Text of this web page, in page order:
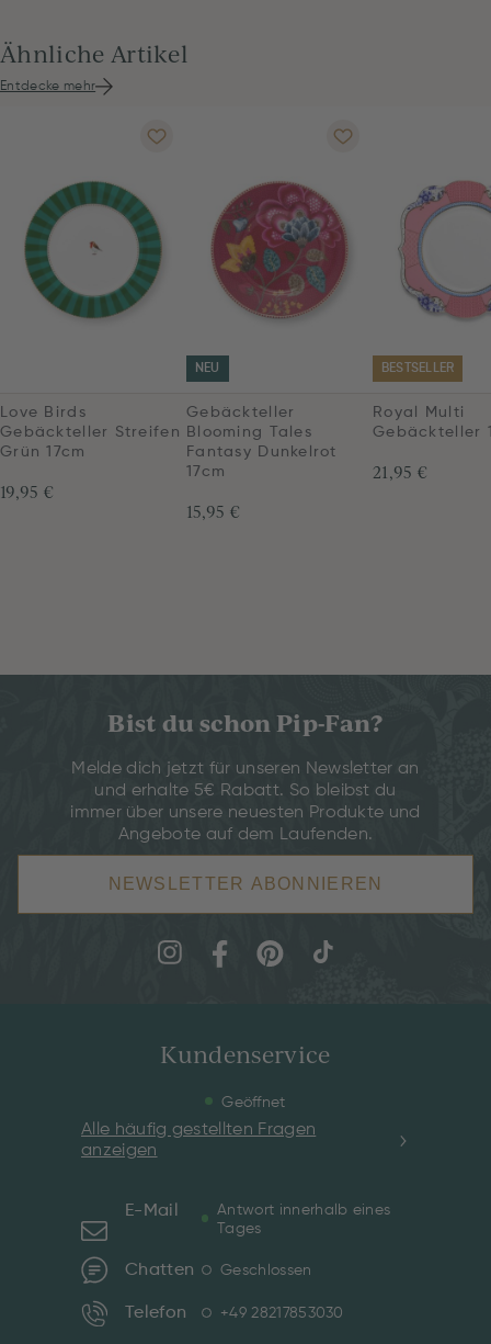
Ähnliche Artikel
Entdecke mehr
Love Birds
Gebäckteller Streifen
Grün 17cm
19,95 €
NEU
Gebäckteller
Blooming Tales
Fantasy Dunkelrot
17cm
15,95 €
BESTSELLER
Royal Multi
Gebäckteller
21,95 €
Bist du schon Pip-Fan?
Melde dich jetzt für unseren Newsletter an
und erhalte 5€ Rabatt. So bleibst du
immer über unsere neuesten Produkte und
Angebote auf dem Laufenden.
NEWSLETTER ABONNIEREN
Kundenservice
Geöffnet
Alle häufig gestellten Fragen
anzeigen
E-Mail
Antwort innerhalb eines
Tages
Chatten Geschlossen
Telefon +49 28217853030